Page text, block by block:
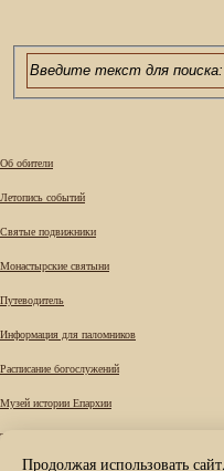
Об обители
Летопись событий
Святые подвижники
Монастырские святыни
Путеводитель
Информация для паломников
Расписание богослужений
Музей истории Епархии
Требы
Продолжая использовать